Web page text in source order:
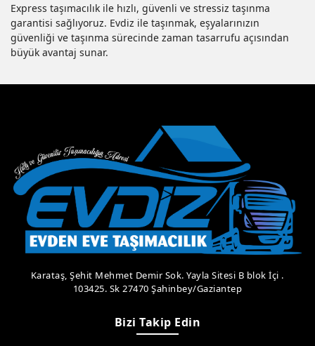
Express taşımacılık ile hızlı, güvenli ve stressiz taşınma
garantisi sağlıyoruz. Evdiz ile taşınmak, eşyalarınızın
güvenliği ve taşınma sürecinde zaman tasarrufu açısından
büyük avantaj sunar.
Karataş, Şehit Mehmet Demir Sok. Yayla Sitesi B blok İçi .
103425. Sk 27470 Şahinbey/Gaziantep
Bizi Takip Edin